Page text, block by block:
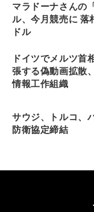
マラドーナさんの
ル、今月競売に 落
ドル
ドイツでメルツ首
張する偽動画拡散
情報工作組織
サウジ、トルコ、
防衛協定締結